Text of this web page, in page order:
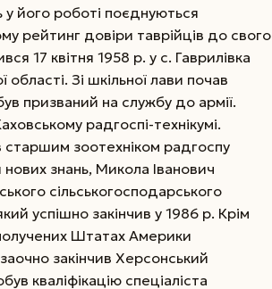
у його роботі поєднуються
рейтинг довіри таврійців до свого
17 квітня 1958 р. у с. Гаврилівка
Зі шкільної лави почав
призваний на службу до армії.
радгоспі-технікумі.
зоотехніком радгоспу
знань, Микола Іванович
сільськогосподарського
успішно закінчив у 1986 р. Крім
Штатах Америки
закінчив Херсонський
кваліфікацію спеціаліста